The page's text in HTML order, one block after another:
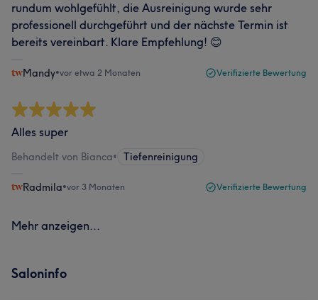
rundum wohlgefühlt, die Ausreinigung wurde sehr
professionell durchgeführt und der nächste Termin ist
bereits vereinbart. Klare Empfehlung! 😊
Mandy•vor etwa 2 Monaten Verifizierte Bewertung
Alles super
Behandelt von Bianca• Tiefenreinigung
Radmila•vor 3 Monaten Verifizierte Bewertung
Mehr anzeigen...
Saloninfo